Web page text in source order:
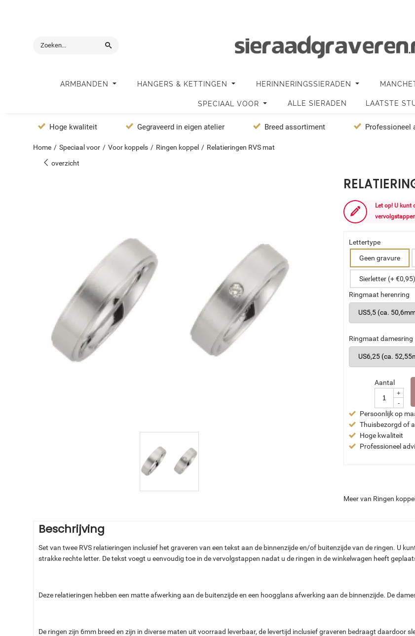
ARMBANDEN HANGERS & KETTINGEN HERINNERINGSSIERADEN
SPECIAAL VOOR ALLE SIERADEN LAATSTE
Hoge kwaliteit Gegraveerd in eigen atelier Breed assortiment Professioneel
Home / Speciaal voor / Voor koppels / Ringen koppel / Relatieringen RVS mat
overzicht
Let op! U kunt
Lettertype
Geen gravure
Sierletter (+ €0,95)
Ringmaat herenring
Ringmaat damesring
Aantal
+
-
Persoonlijk op
Thuisbezorgd of
Hoge kwaliteit
Professioneel
Meer van Ringen koppel
Beschrijving
Set van twee RVS relatieringen inclusief het graveren van een tekst aan de binnenzijde en/of buitenzijde van de ringen. U
strakke rechte letter. De tekst voegt u eenvoudig toe in de vervolgstappen nadat u de ringen in de winkelwagen heeft
Deze relatieringen hebben een matte afwerking aan de buitenzijde en een hoogglans afwerking aan de binnenzijde. De
De ringen zijn 6mm breed en zijn in diverse maten uit voorraad leverbaar, de levertijd inclusief graveren bedraagt daardoor